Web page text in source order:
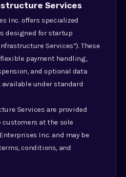
Services
Inc. offers specialized
designed for startup
Services”). These
payment handling,
and optional data
under standard
Services are provided
at the sole
Inc. and may be
conditions, and